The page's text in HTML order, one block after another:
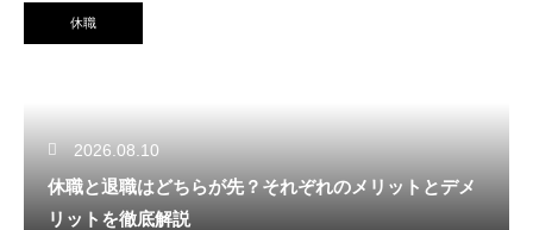
休職
2026.08.10
休職と退職はどちらが先？それぞれのメリットとデメ
リットを徹底解説